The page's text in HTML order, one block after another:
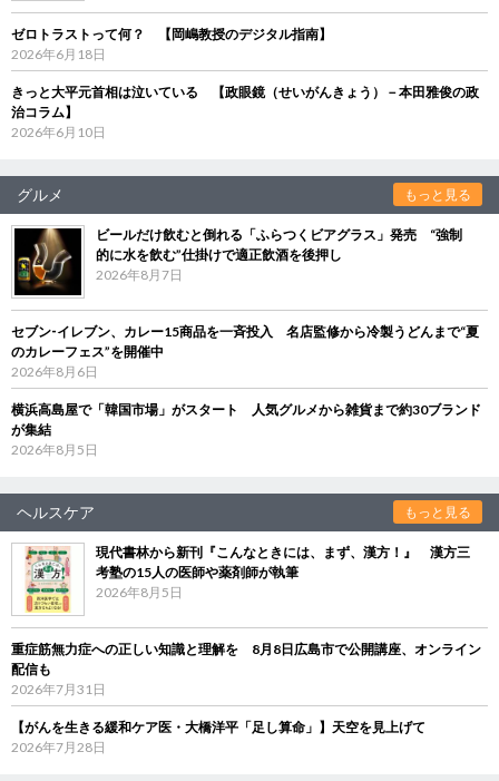
ゼロトラストって何？ 【岡嶋教授のデジタル指南】
2026年6月18日
きっと大平元首相は泣いている 【政眼鏡（せいがんきょう）－本田雅俊の政
治コラム】
2026年6月10日
グルメ もっと見る
ビールだけ飲むと倒れる「ふらつくビアグラス」発売 “強制
的に水を飲む”仕掛けで適正飲酒を後押し
2026年8月7日
セブン‐イレブン、カレー15商品を一斉投入 名店監修から冷製うどんまで“夏
のカレーフェス”を開催中
2026年8月6日
横浜高島屋で「韓国市場」がスタート 人気グルメから雑貨まで約30ブランド
が集結
2026年8月5日
ヘルスケア もっと見る
現代書林から新刊『こんなときには、まず、漢方！』 漢方三
考塾の15人の医師や薬剤師が執筆
2026年8月5日
重症筋無力症への正しい知識と理解を 8月8日広島市で公開講座、オンライン
配信も
2026年7月31日
【がんを生きる緩和ケア医・大橋洋平「足し算命」】天空を見上げて
2026年7月28日